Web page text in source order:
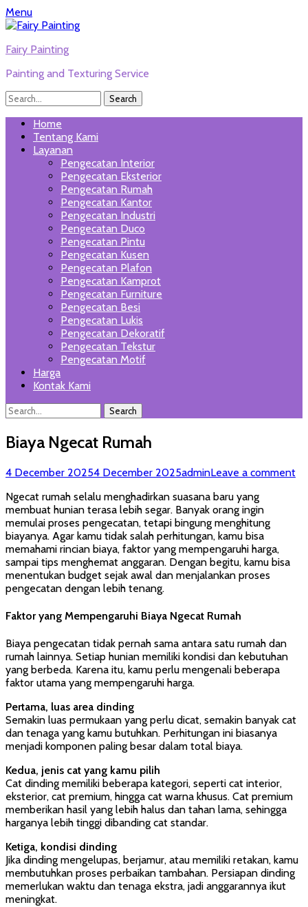
Menu
Fairy Painting
Painting and Texturing Service
Search
for:
Primary
Menu
Skip
content
Home
Tentang Kami
Layanan
Pengecatan Interior
Pengecatan Eksterior
Pengecatan Rumah
Pengecatan Kantor
Pengecatan Industri
Pengecatan Duco
Pengecatan Pintu
Pengecatan Kusen
Pengecatan Plafon
Pengecatan Kamprot
Pengecatan Furniture
Pengecatan Besi
Pengecatan Lukis
Pengecatan Dekoratif
Pengecatan Tekstur
Pengecatan Motif
Harga
Kontak Kami
Search
Search
for:
Biaya Ngecat Rumah
Posted
4 December 20254 December 2025Author
adminLeave a comment
Ngecat rumah selalu menghadirkan suasana baru yang
membuat hunian terasa lebih segar. Banyak orang ingin
memulai proses pengecatan, tetapi bingung menghitung
biayanya. Agar kamu tidak salah perhitungan, kamu bisa
memahami rincian biaya, faktor yang mempengaruhi harga,
sampai tips menghemat anggaran. Dengan begitu, kamu bisa
menentukan budget sejak awal dan menjalankan proses
pengecatan dengan lebih tenang.
Faktor yang Mempengaruhi Biaya Ngecat Rumah
Biaya pengecatan tidak pernah sama antara satu rumah dan
rumah lainnya. Setiap hunian memiliki kondisi dan kebutuhan
yang berbeda. Karena itu, kamu perlu mengenali beberapa
faktor utama yang mempengaruhi harga.
Pertama, luas area dinding
Semakin luas permukaan yang perlu dicat, semakin banyak cat
dan tenaga yang kamu butuhkan. Perhitungan ini biasanya
menjadi komponen paling besar dalam total biaya.
Kedua, jenis cat yang kamu pilih
Cat dinding memiliki beberapa kategori, seperti cat interior,
eksterior, cat premium, hingga cat warna khusus. Cat premium
memberikan hasil yang lebih halus dan tahan lama, sehingga
harganya lebih tinggi dibanding cat standar.
Ketiga, kondisi dinding
Jika dinding mengelupas, berjamur, atau memiliki retakan, kamu
membutuhkan proses perbaikan tambahan. Persiapan dinding
memerlukan waktu dan tenaga ekstra, jadi anggarannya ikut
meningkat.